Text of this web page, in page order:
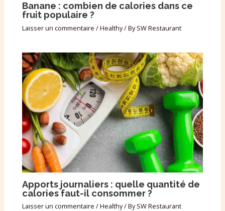
Banane : combien de calories dans ce
fruit populaire ?
Laisser un commentaire /Healthy/ BySW Restaurant
Apports journaliers : quelle quantité de
calories faut-il consommer ?
Laisser un commentaire /Healthy/ BySW Restaurant